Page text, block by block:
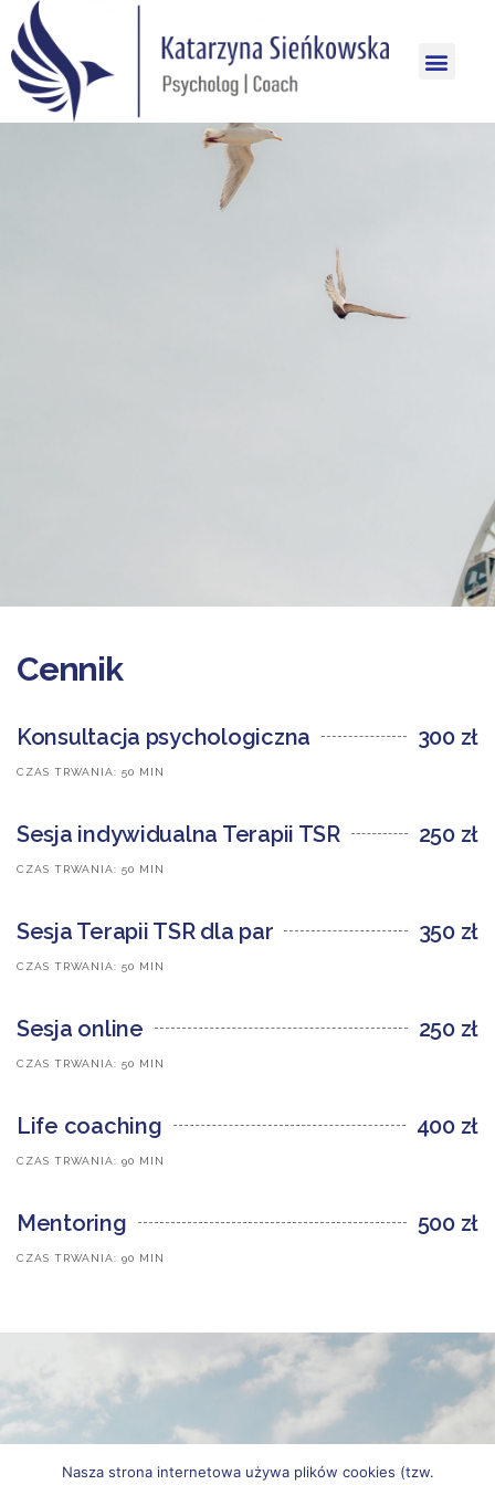
Cennik
Konsultacja psychologiczna 300 zł
CZAS TRWANIA: 50 MIN
Sesja indywidualna Terapii TSR 250 zł
CZAS TRWANIA: 50 MIN
Sesja Terapii TSR dla par 350 zł
CZAS TRWANIA: 50 MIN
Sesja online 250 zł
CZAS TRWANIA: 50 MIN
Life coaching 400 zł
CZAS TRWANIA: 90 MIN
Mentoring 500 zł
CZAS TRWANIA: 90 MIN
Masz pytanie?
Nasza strona internetowa używa plików cookies (tzw.